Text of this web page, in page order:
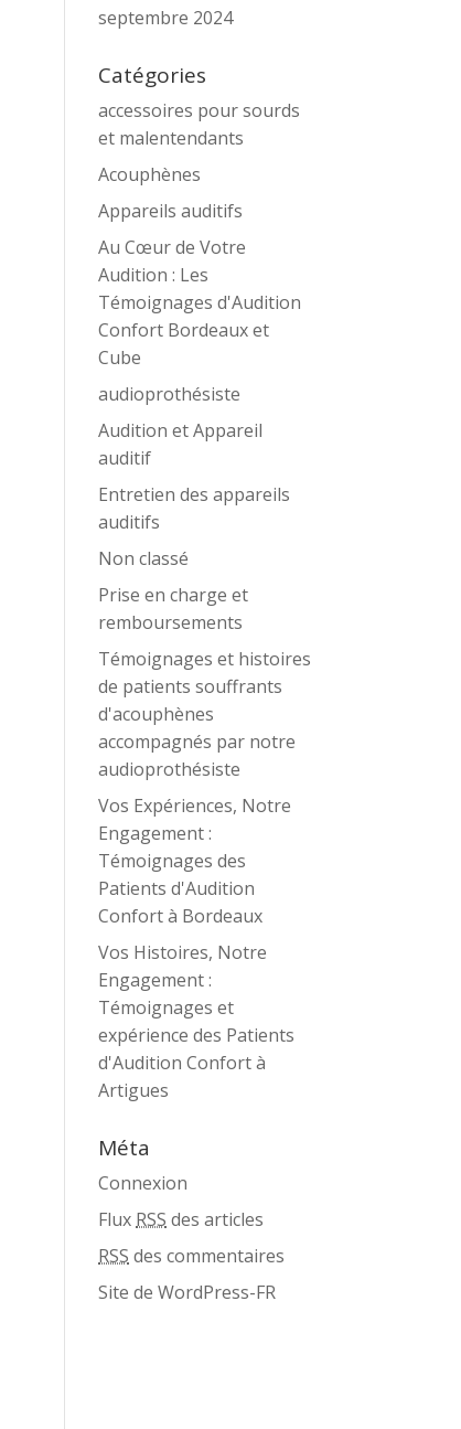
septembre 2024
Catégories
accessoires pour sourds
et malentendants
Acouphènes
Appareils auditifs
Au Cœur de Votre
Audition : Les
Témoignages d'Audition
Confort Bordeaux et
Cube
audioprothésiste
Audition et Appareil
auditif
Entretien des appareils
auditifs
Non classé
Prise en charge et
remboursements
Témoignages et histoires
de patients souffrants
d'acouphènes
accompagnés par notre
audioprothésiste
Vos Expériences, Notre
Engagement :
Témoignages des
Patients d'Audition
Confort à Bordeaux
Vos Histoires, Notre
Engagement :
Témoignages et
expérience des Patients
d'Audition Confort à
Artigues
Méta
Connexion
Flux RSS des articles
RSS des commentaires
Site de WordPress-FR